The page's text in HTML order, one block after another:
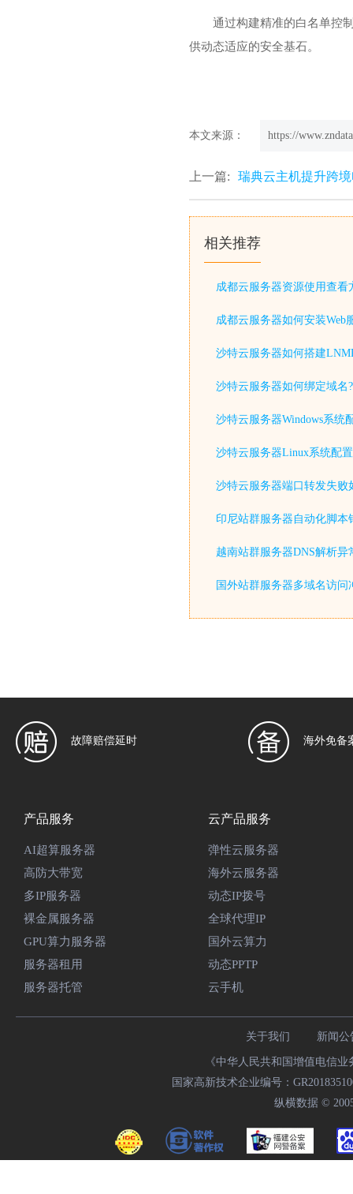
通过构建精准的白名单控
供动态适应的安全基石。
本文来源： https://
上一篇: 瑞典云主机提升跨
相关推荐
成都云服务器资源使用查看
成都云服务器如何安装Web
沙特云服务器如何搭建
沙特云服务器如何绑定域名?
沙特云服务器Windows系统
沙特云服务器Linux系统配
沙特云服务器端口转发失败
印尼站群服务器自动化脚本
越南站群服务器DNS解析异
国外站群服务器多域名访问
故障赔偿延时 海外免备
产品服务
AI超算服务器
高防大带宽
多IP服务器
裸金属服务器
GPU算力服务器
服务器租用
服务器托管
云产品服务
弹性云服务器
海外云服务器
动态IP拨号
全球代理IP
国外云算力
动态PPTP
云手机
关于我们 新闻公
《中华人民共和国增值电信
国家高新技术企业编号：
纵横数据 ©